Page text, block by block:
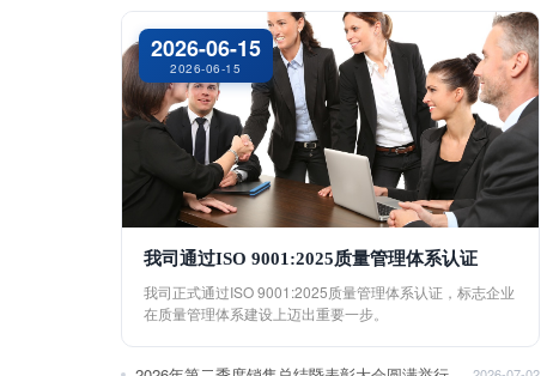
2026-06-15
2026-06-15
我司通过ISO 9001:2025质量管理体系认证
我司正式通过ISO 9001:2025质量管理体系认证，标志企业
在质量管理体系建设上迈出重要一步。